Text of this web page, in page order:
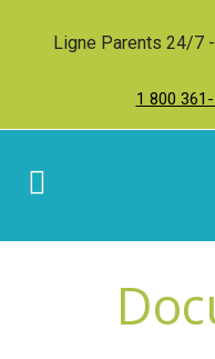
Ligne Parents 24/7
1 800